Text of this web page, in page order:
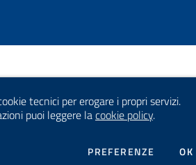
tecnici per erogare i propri servizi.
puoi leggere lacookie policy.
PREFERENZE DEI OK